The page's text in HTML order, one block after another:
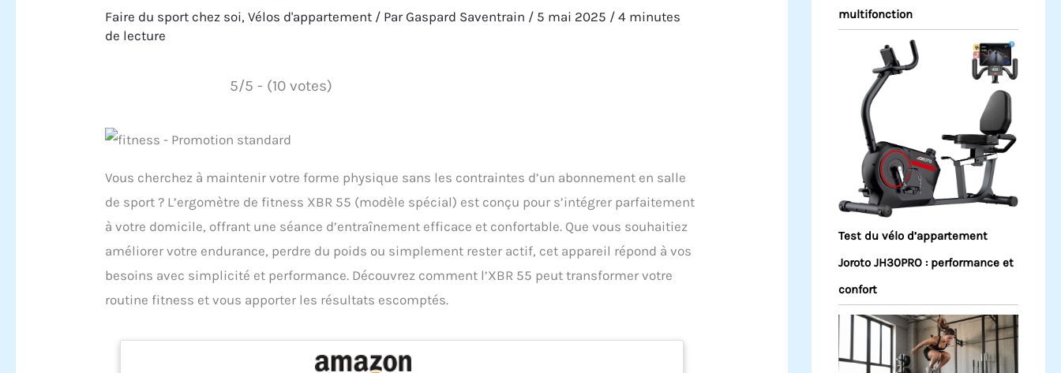
Faire du sport chez soi,Vélos d'appartement / ParGaspard Saventrain / 5 mai 2025 /4 minutes
de lecture
5/5 - (10 votes)
Vous cherchez à maintenir votre forme physique sans les contraintes d’un abonnement en salle
de sport ? L’ergomètre de fitness XBR 55 (modèle spécial) est conçu pour s’intégrer parfaitement
à votre domicile, offrant une séance d’entraînement efficace et confortable. Que vous souhaitiez
améliorer votre endurance, perdre du poids ou simplement rester actif, cet appareil répond à vos
besoins avec simplicité et performance. Découvrez comment l’XBR 55 peut transformer votre
routine fitness et vous apporter les résultats escomptés.
multifonction
Test du vélo d’appartement
Joroto JH30PRO : performance et
confort